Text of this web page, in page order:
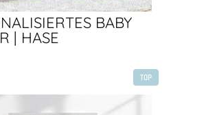
BABY
| HASE
TOP